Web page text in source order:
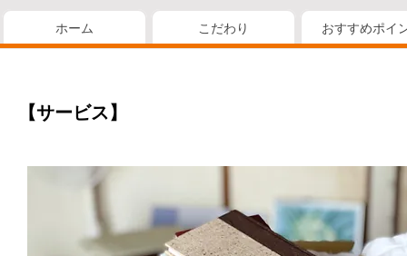
ホーム こだわり おすすめポイ
【サービス】